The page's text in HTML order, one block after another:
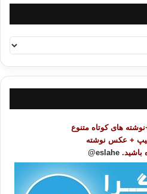
های کوتاه متنوع
+ عکس نوشته
باشید. eslahe@